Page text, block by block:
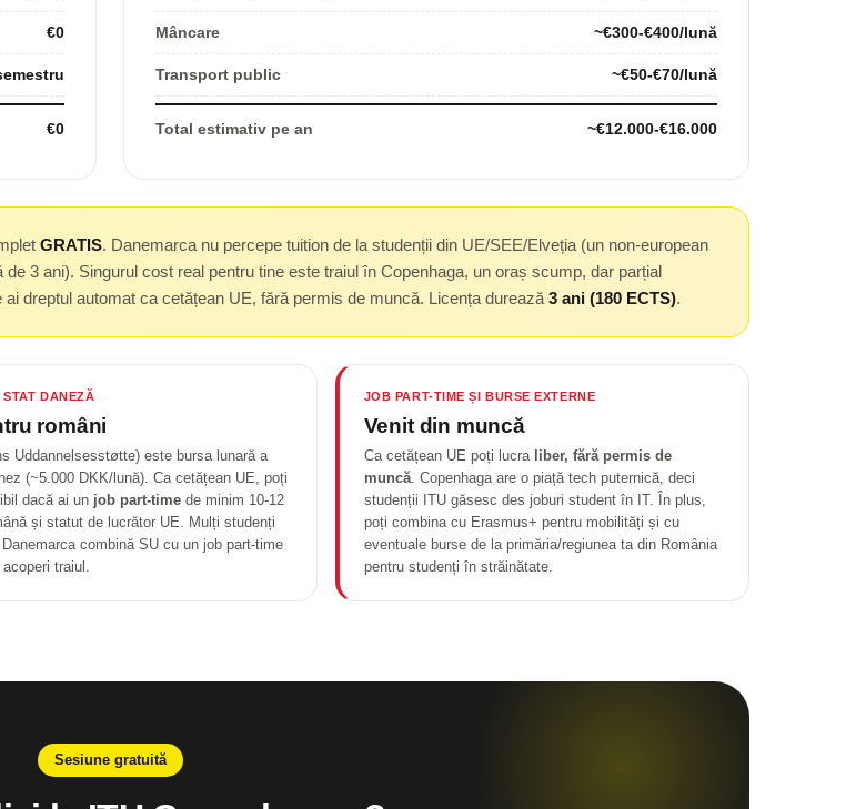
€0
€0
Mâncare ~€300-€400/lună
Transport public ~€50-€70/lună
Total estimativ pe an ~€12.000-€16.000
GRATIS. Danemarca nu percepe tuition de la studenții din UE/SEE/Elveția (un non-european
3 ani). Singurul cost real pentru tine este traiul în Copenhaga, un oraș scump, dar parțial
ai dreptul automat ca cetățean UE, fără permis de muncă. Licența durează 3 ani (180 ECTS).
DANEZĂ
români
Uddannelsesstøtte) este bursa lunară a
(~5.000 DKK/lună). Ca cetățean UE, poți
dacă ai un job part-time de minim 10-12
și statut de lucrător UE. Mulți studenți
combină SU cu un job part-time
traiul.
JOB PART-TIME ȘI BURSE EXTERNE
Venit din muncă
Ca cetățean UE poți lucra liber, fără permis de
muncă. Copenhaga are o piață tech puternică, deci
studenții ITU găsesc des joburi student în IT. În plus,
poți combina cu Erasmus+ pentru mobilități și cu
eventuale burse de la primăria/regiunea ta din România
pentru studenți în străinătate.
Sesiune gratuită